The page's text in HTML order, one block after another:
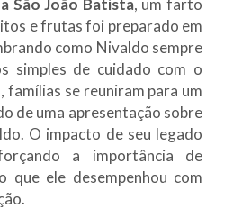
São João Batista, um farto
e frutas foi preparado em
como Nivaldo sempre
simples de cuidado com o
, famílias se reuniram para um
de uma apresentação sobre
O impacto de seu legado
a importância de
que ele desempenhou com